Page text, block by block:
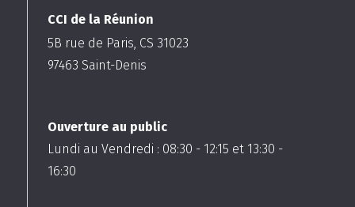
CCI de la Réunion
5B rue de Paris, CS 31023
97463 Saint-Denis
Ouverture au public
Lundi au Vendredi : 08:30 - 12:15 et 13:30 -
16:30